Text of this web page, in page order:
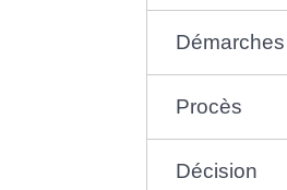
Procès
Décision